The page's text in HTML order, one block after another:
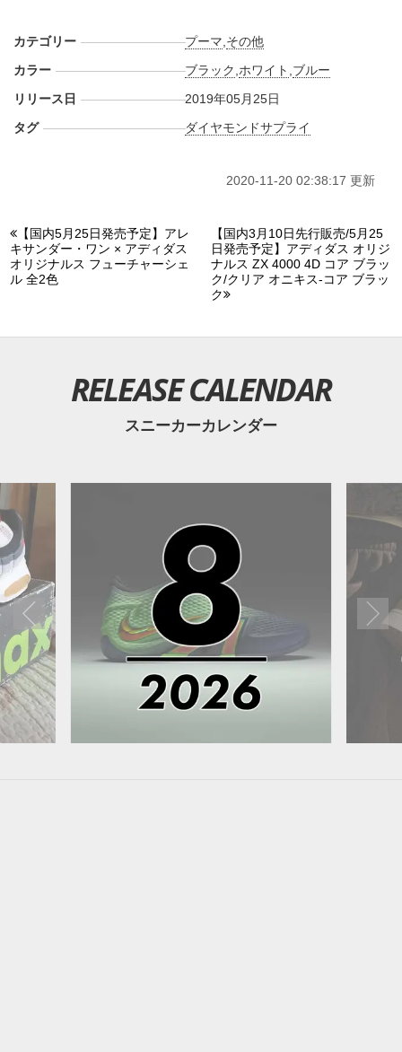
カテゴリー プーマ その他
カラー
ブラック ホワイト ブルー
リリース日
2019年05月25日
タグ
ダイヤモンドサプライ
2020-11-20 02:38:17 更新
【国内5月25日発売予定】アレ
キサンダー・ワン × アディダス
オリジナルス フューチャーシェ
ル 全2色
【国内3月10日先行販売/5月25
日発売予定】アディダス オリジ
ナルス ZX 4000 4D コア ブラッ
ク/クリア オニキス-コア ブラッ
ク
RELEASE CALENDAR
スニーカーカレンダー